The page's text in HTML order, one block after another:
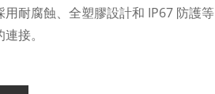
耐腐蝕、全塑膠設計和 IP67 防護等
接。